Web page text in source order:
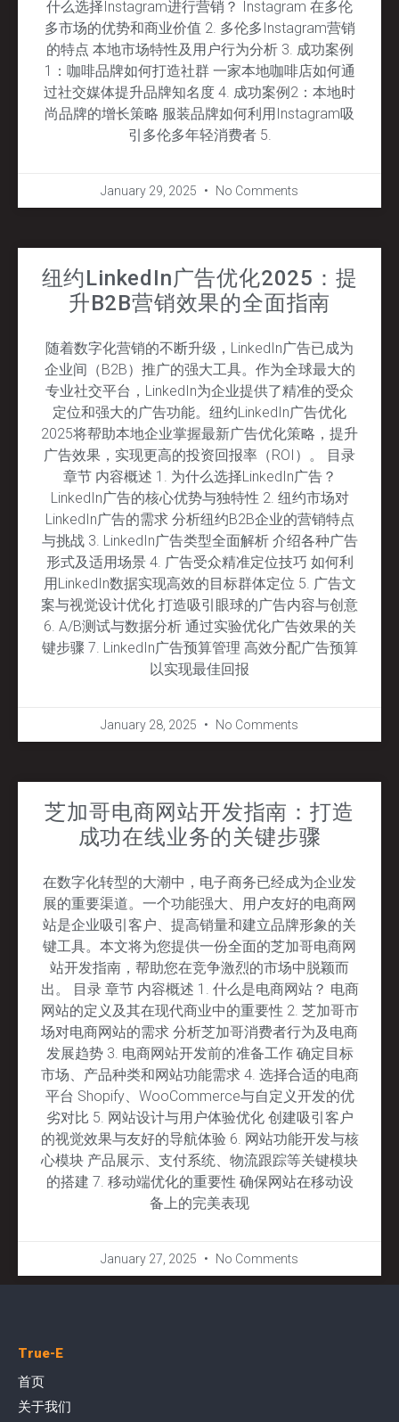
什么选择Instagram进行营销？ Instagram 在多伦
多市场的优势和商业价值 2. 多伦多Instagram营销
的特点 本地市场特性及用户行为分析 3. 成功案例
1：咖啡品牌如何打造社群 一家本地咖啡店如何通
过社交媒体提升品牌知名度 4. 成功案例2：本地时
尚品牌的增长策略 服装品牌如何利用Instagram吸
引多伦多年轻消费者 5.
January 29, 2025 No Comments
纽约LinkedIn广告优化2025：提
升B2B营销效果的全面指南
随着数字化营销的不断升级，LinkedIn广告已成为
企业间（B2B）推广的强大工具。作为全球最大的
专业社交平台，LinkedIn为企业提供了精准的受众
定位和强大的广告功能。纽约LinkedIn广告优化
2025将帮助本地企业掌握最新广告优化策略，提升
广告效果，实现更高的投资回报率（ROI）。 目录
章节 内容概述 1. 为什么选择LinkedIn广告？
LinkedIn广告的核心优势与独特性 2. 纽约市场对
LinkedIn广告的需求 分析纽约B2B企业的营销特点
与挑战 3. LinkedIn广告类型全面解析 介绍各种广告
形式及适用场景 4. 广告受众精准定位技巧 如何利
用LinkedIn数据实现高效的目标群体定位 5. 广告文
案与视觉设计优化 打造吸引眼球的广告内容与创意
6. A/B测试与数据分析 通过实验优化广告效果的关
键步骤 7. LinkedIn广告预算管理 高效分配广告预算
以实现最佳回报
January 28, 2025 No Comments
芝加哥电商网站开发指南：打造
成功在线业务的关键步骤
在数字化转型的大潮中，电子商务已经成为企业发
展的重要渠道。一个功能强大、用户友好的电商网
站是企业吸引客户、提高销量和建立品牌形象的关
键工具。本文将为您提供一份全面的芝加哥电商网
站开发指南，帮助您在竞争激烈的市场中脱颖而
出。 目录 章节 内容概述 1. 什么是电商网站？ 电商
网站的定义及其在现代商业中的重要性 2. 芝加哥市
场对电商网站的需求 分析芝加哥消费者行为及电商
发展趋势 3. 电商网站开发前的准备工作 确定目标
市场、产品种类和网站功能需求 4. 选择合适的电商
平台 Shopify、WooCommerce与自定义开发的优
劣对比 5. 网站设计与用户体验优化 创建吸引客户
的视觉效果与友好的导航体验 6. 网站功能开发与核
心模块 产品展示、支付系统、物流跟踪等关键模块
的搭建 7. 移动端优化的重要性 确保网站在移动设
备上的完美表现
January 27, 2025 No Comments
True-E
首页
关于我们